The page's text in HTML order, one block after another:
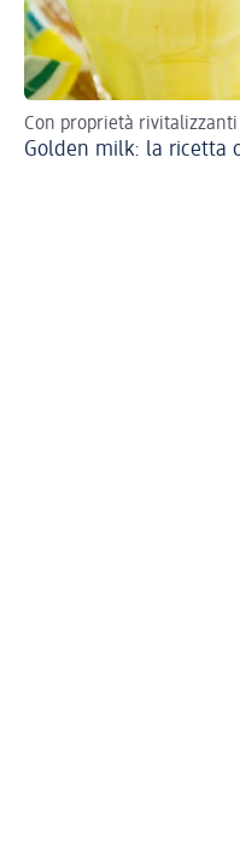
Con proprietà
Golden milk: la ricetta